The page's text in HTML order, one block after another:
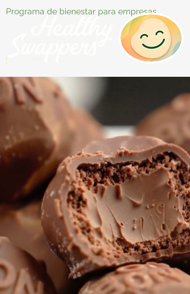
Programa de bienestar para empresas